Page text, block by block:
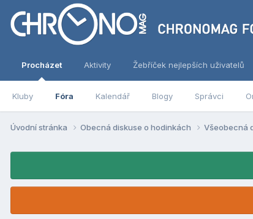
Procházet
Kluby Fóra Kalendář Blogy Správci
Aktivity Žebříček nejlepších uživatelů
Úvodní stránka Obecná diskuse o hodinkách Všeobecná